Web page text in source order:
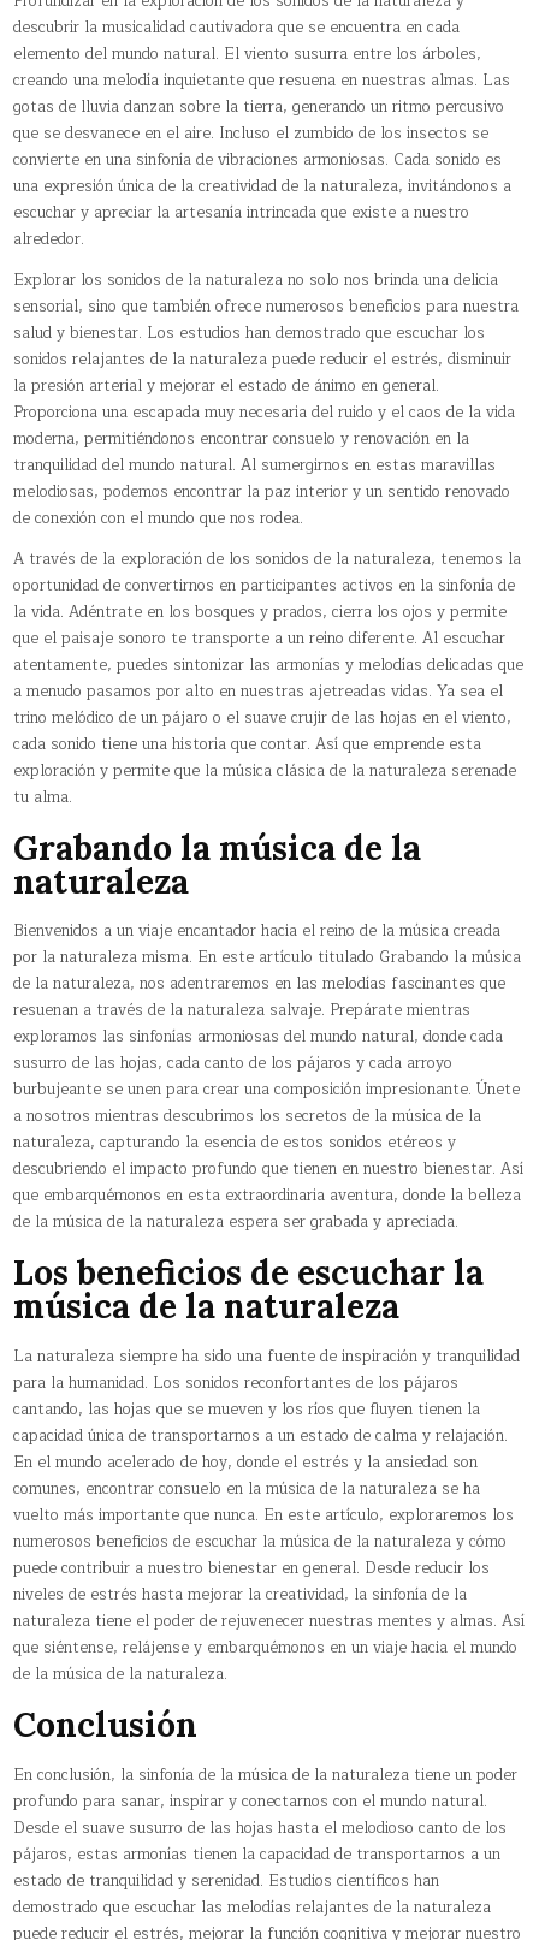
descubrir la musicalidad cautivadora que se encuentra en cada
elemento del mundo natural. El viento susurra entre los árboles,
creando una melodía inquietante que resuena en nuestras almas. Las
gotas de lluvia danzan sobre la tierra, generando un ritmo percusivo
que se desvanece en el aire. Incluso el zumbido de los insectos se
convierte en una sinfonía de vibraciones armoniosas. Cada sonido es
una expresión única de la creatividad de la naturaleza, invitándonos a
escuchar y apreciar la artesanía intrincada que existe a nuestro
alrededor.
Explorar los sonidos de la naturaleza no solo nos brinda una delicia
sensorial, sino que también ofrece numerosos beneficios para nuestra
salud y bienestar. Los estudios han demostrado que escuchar los
sonidos relajantes de la naturaleza puede reducir el estrés, disminuir
la presión arterial y mejorar el estado de ánimo en general.
Proporciona una escapada muy necesaria del ruido y el caos de la vida
moderna, permitiéndonos encontrar consuelo y renovación en la
tranquilidad del mundo natural. Al sumergirnos en estas maravillas
melodiosas, podemos encontrar la paz interior y un sentido renovado
de conexión con el mundo que nos rodea.
A través de la exploración de los sonidos de la naturaleza, tenemos la
oportunidad de convertirnos en participantes activos en la sinfonía de
la vida. Adéntrate en los bosques y prados, cierra los ojos y permite
que el paisaje sonoro te transporte a un reino diferente. Al escuchar
atentamente, puedes sintonizar las armonías y melodías delicadas que
a menudo pasamos por alto en nuestras ajetreadas vidas. Ya sea el
trino melódico de un pájaro o el suave crujir de las hojas en el viento,
cada sonido tiene una historia que contar. Así que emprende esta
exploración y permite que la música clásica de la naturaleza serenade
tu alma.
Grabando la música de la
naturaleza
Bienvenidos a un viaje encantador hacia el reino de la música creada
por la naturaleza misma. En este artículo titulado Grabando la música
de la naturaleza, nos adentraremos en las melodías fascinantes que
resuenan a través de la naturaleza salvaje. Prepárate mientras
exploramos las sinfonías armoniosas del mundo natural, donde cada
susurro de las hojas, cada canto de los pájaros y cada arroyo
burbujeante se unen para crear una composición impresionante. Únete
a nosotros mientras descubrimos los secretos de la música de la
naturaleza, capturando la esencia de estos sonidos etéreos y
descubriendo el impacto profundo que tienen en nuestro bienestar. Así
que embarquémonos en esta extraordinaria aventura, donde la belleza
de la música de la naturaleza espera ser grabada y apreciada.
Los beneficios de escuchar la
música de la naturaleza
La naturaleza siempre ha sido una fuente de inspiración y tranquilidad
para la humanidad. Los sonidos reconfortantes de los pájaros
cantando, las hojas que se mueven y los ríos que fluyen tienen la
capacidad única de transportarnos a un estado de calma y relajación.
En el mundo acelerado de hoy, donde el estrés y la ansiedad son
comunes, encontrar consuelo en la música de la naturaleza se ha
vuelto más importante que nunca. En este artículo, exploraremos los
numerosos beneficios de escuchar la música de la naturaleza y cómo
puede contribuir a nuestro bienestar en general. Desde reducir los
niveles de estrés hasta mejorar la creatividad, la sinfonía de la
naturaleza tiene el poder de rejuvenecer nuestras mentes y almas. Así
que siéntense, relájense y embarquémonos en un viaje hacia el mundo
de la música de la naturaleza.
Conclusión
En conclusión, la sinfonía de la música de la naturaleza tiene un poder
profundo para sanar, inspirar y conectarnos con el mundo natural.
Desde el suave susurro de las hojas hasta el melodioso canto de los
pájaros, estas armonías tienen la capacidad de transportarnos a un
estado de tranquilidad y serenidad. Estudios científicos han
demostrado que escuchar las melodías relajantes de la naturaleza
puede reducir el estrés, mejorar la función cognitiva y mejorar nuestro